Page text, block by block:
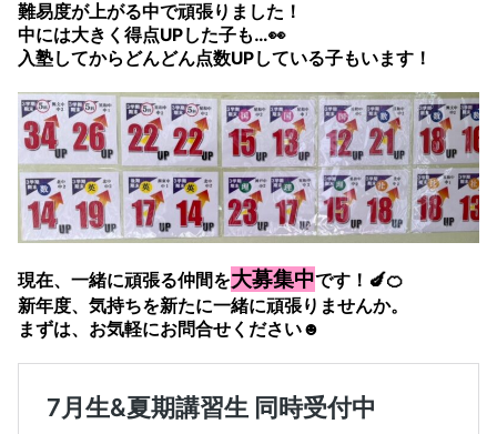
難易度が上がる中で頑張りました！
中には大きく得点UPした子も…👀
入塾してからどんどん点数UPしている子もいます！
現在、一緒に頑張る仲間を大募集中です！🍆🍊
新年度、気持ちを新たに一緒に頑張りませんか。
まずは、お気軽にお問合せください☻